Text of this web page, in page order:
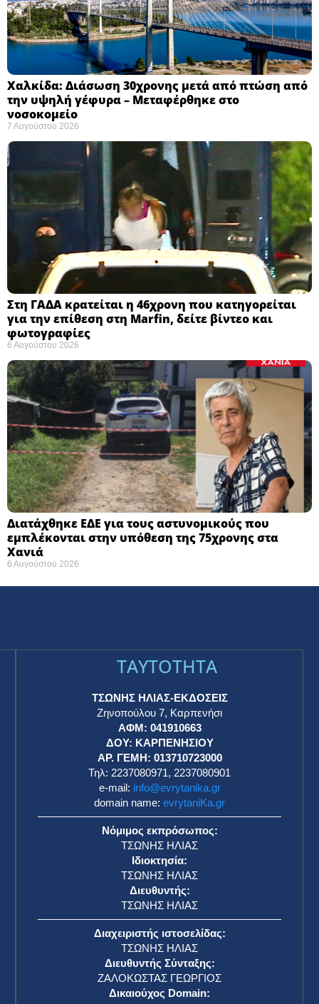
Χαλκίδα: Διάσωση 30χρονης μετά από πτώση από
την υψηλή γέφυρα – Μεταφέρθηκε στο
νοσοκομείο ​
7 Αυγούστου 2026
Στη ΓΑΔΑ κρατείται η 46χρονη που κατηγορείται
για την επίθεση στη Marfin, δείτε βίντεο και
φωτογραφίες
6 Αυγούστου 2026
Διατάχθηκε ΕΔΕ για τους αστυνομικούς που
εμπλέκονται στην υπόθεση της 75χρονης στα
Χανιά
6 Αυγούστου 2026
TAYTOTHTA
ΤΣΩΝΗΣ ΗΛΙΑΣ-ΕΚΔΟΣΕΙΣ
Ζηνοπούλου 7, Καρπενήσι
ΑΦΜ: 041910663
ΔΟΥ: ΚΑΡΠΕΝΗΣΙΟΥ
ΑΡ. ΓΕΜΗ: 013710723000
Τηλ: 2237080971, 2237080901
e-mail: info@evrytanika.gr
domain name: evrytaniKa.gr
Νόμιμος εκπρόσωπος:
ΤΣΩΝΗΣ ΗΛΙΑΣ
Ιδιοκτησία:
ΤΣΩΝΗΣ ΗΛΙΑΣ
Διευθυντής:
ΤΣΩΝΗΣ ΗΛΙΑΣ
Διαχειριστής ιστοσελίδας:
ΤΣΩΝΗΣ ΗΛΙΑΣ
Διευθυντής Σύνταξης:
ΖΑΛΟΚΩΣΤΑΣ ΓΕΩΡΓΙΟΣ
Δικαιούχος Domain: